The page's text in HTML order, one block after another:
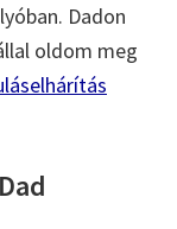
Dadon
oldom meg